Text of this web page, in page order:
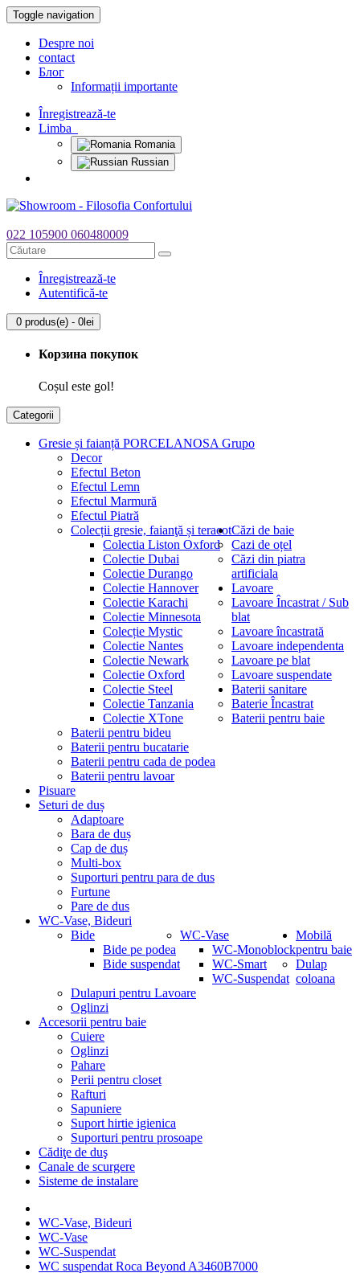
Toggle navigation
Despre noi
contact
Блог
Informații importante
Înregistrează-te
Limba
Romania
Russian
022 105900 060480009
Înregistrează-te
Autentifică-te
0 produs(e) - 0lei
Корзина покупок
Coșul este gol!
Categorii
Gresie și faianță PORCELANOSA Grupo
Decor
Efectul Beton
Efectul Lemn
Efectul Marmură
Efectul Piatră
Colecții gresie, faianţă și teracot
Colectia Liston Oxford
Colectie Dubai
Colectie Durango
Colectie Hannover
Colectie Karachi
Colectie Minnesota
Colecție Mystic
Colectie Nantes
Colectie Newark
Colectie Oxford
Colectie Steel
Colectie Tanzania
Colectie XTone
Căzi de baie
Cazi de oțel
Căzi din piatra
artificiala
Lavoare
Lavoare Încastrat / Sub
blat
Lavoare încastrată
Lavoare independenta
Lavoare pe blat
Lavoare suspendate
Baterii sanitare
Baterie Încastrat
Baterii pentru baie
Baterii pentru bideu
Baterii pentru bucatarie
Baterii pentru cada de podea
Baterii pentru lavoar
Pisuare
Seturi de duș
Adaptoare
Bara de duș
Cap de duș
Multi-box
Suporturi pentru para de dus
Furtune
Pare de dus
WC-Vase, Bideuri
Bide
Bide pe podea
Bide suspendat
WC-Vase
WC-Monoblock
WC-Smart
WC-Suspendat
Mobilă
pentru baie
Dulap
coloana
Dulapuri pentru Lavoare
Oglinzi
Accesorii pentru baie
Cuiere
Oglinzi
Pahare
Perii pentru closet
Rafturi
Sapuniere
Suport hirtie igienica
Suporturi pentru prosoape
Cădiţe de duş
Canale de scurgere
Sisteme de instalare
WC-Vase, Bideuri
WC-Vase
WC-Suspendat
WC suspendat Roca Beyond A3460B7000